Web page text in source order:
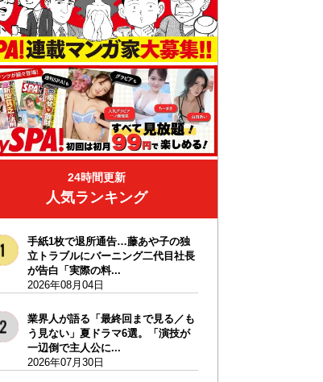
24時間更新
人気ランキング
手紙1枚で退所通告…藤あや子の独
立トラブルにバーニング二代目社長
が告白「実際の料...
2026年08月04日
業界人が語る「最終回まで見る／も
う見ない」夏ドラマ6選。「演技が
一辺倒で主人公に...
2026年07月30日